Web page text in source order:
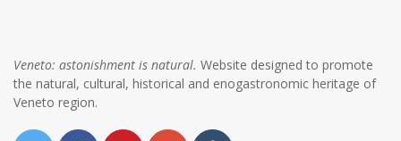
Veneto: astonishment is natural. Website designed to promote
the natural, cultural, historical and enogastronomic heritage of
Veneto region.